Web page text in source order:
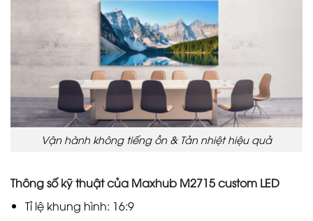
Vận hành không tiếng ồn & Tản nhiệt hiệu quả
Thông số kỹ thuật của Maxhub M2715 custom LED
Tỉ lệ khung hình: 16:9